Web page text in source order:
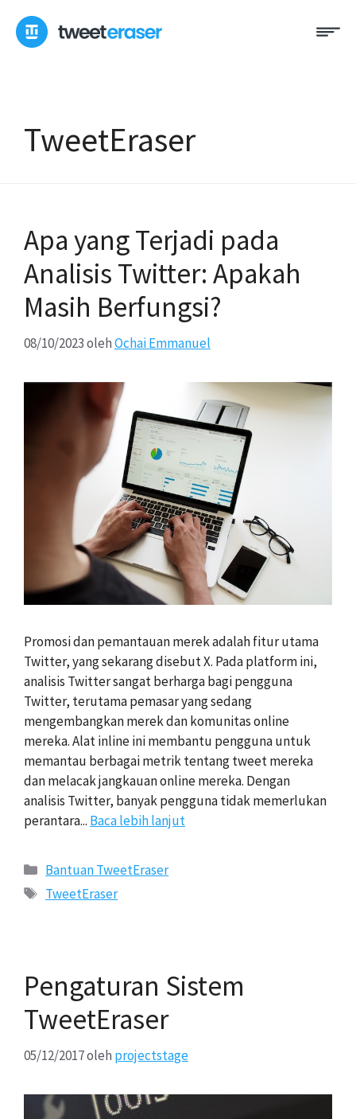
konten
TweetEraser
Apa yang Terjadi pada
Analisis Twitter: Apakah
Masih Berfungsi?
08/10/2023olehOchai Emmanuel
Promosi dan pemantauan merek adalah fitur utama
Twitter, yang sekarang disebut X. Pada platform ini,
analisis Twitter sangat berharga bagi pengguna
Twitter, terutama pemasar yang sedang
mengembangkan merek dan komunitas online
mereka. Alat inline ini membantu pengguna untuk
memantau berbagai metrik tentang tweet mereka
dan melacak jangkauan online mereka. Dengan
analisis Twitter, banyak pengguna tidak memerlukan
perantara... Baca lebih lanjut
Kategori
Bantuan TweetEraser
Tags
TweetEraser
Pengaturan Sistem
TweetEraser
05/12/2017oleh projectstage